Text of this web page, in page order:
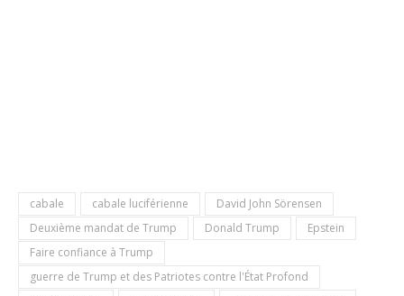
cabale cabale luciférienne
David John Sörensen
Deuxième mandat de Trump
Donald Trump
Epstein
Faire confiance à Trump
guerre de Trump et des Patriotes contre l'État Profond